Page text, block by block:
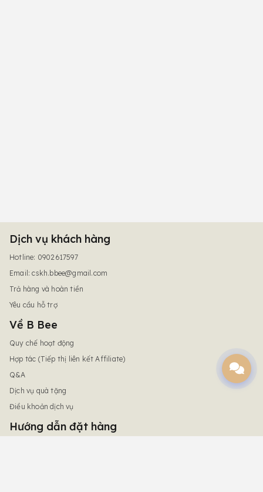
Dịch vụ khách hàng
Hotline: 0902617597
Email:cskh.bbee@gmail.com
Trả hàng và hoàn tiền
Yêu cầu hỗ trợ
Về B Bee
Quy chế hoạt động
Hợp tác (Tiếp thị liên kết Affiliate)
Q&A
Dịch vụ quà tặng
Điều khoản dịch vụ
Hướng dẫn đặt hàng